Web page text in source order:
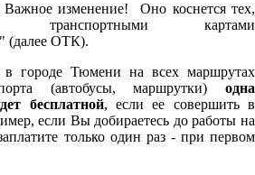
изменение! Оно коснется тех,
транспортными картами
(далее ОТК).
городе Тюмени на всех маршрутах
(автобусы, маршрутки) одна
бесплатной, если ее совершить в
если Вы добираетесь до работы на
только один раз - при первом